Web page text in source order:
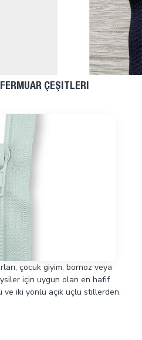
ÇEŞITLERI
çocuk giyim, bornoz veya
için uygun olan en hafif
ve iki yönlü açık uçlu stillerden.